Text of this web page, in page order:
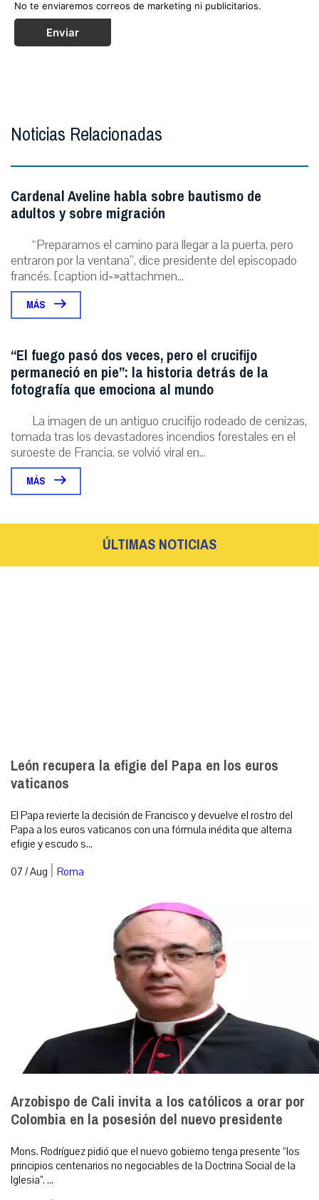
No te enviaremos correos de marketing ni publicitarios.
Enviar
Noticias Relacionadas
Cardenal Aveline habla sobre bautismo de
adultos y sobre migración
“Preparamos el camino para llegar a la puerta, pero
entraron por la ventana”, dice presidente del episcopado
francés. [caption id=»attachmen...
MÁS
“El fuego pasó dos veces, pero el crucifijo
permaneció en pie”: la historia detrás de la
fotografía que emociona al mundo
La imagen de un antiguo crucifijo rodeado de cenizas,
tomada tras los devastadores incendios forestales en el
suroeste de Francia, se volvió viral en...
MÁS
ÚLTIMAS NOTICIAS
León recupera la efigie del Papa en los euros
vaticanos
El Papa revierte la decisión de Francisco y devuelve el rostro del
Papa a los euros vaticanos con una fórmula inédita que alterna
efigie y escudo s...
07 / Aug | Roma
Arzobispo de Cali invita a los católicos a orar por
Colombia en la posesión del nuevo presidente
Mons. Rodríguez pidió que el nuevo gobierno tenga presente “los
principios centenarios no negociables de la Doctrina Social de la
Iglesia”. ...